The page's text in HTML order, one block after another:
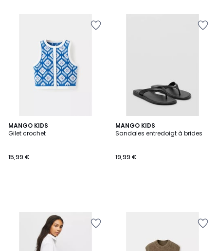
MANGO KIDS
Gilet crochet
15,99 €
MANGO KIDS
Sandales entredoigt à brides
19,99 €